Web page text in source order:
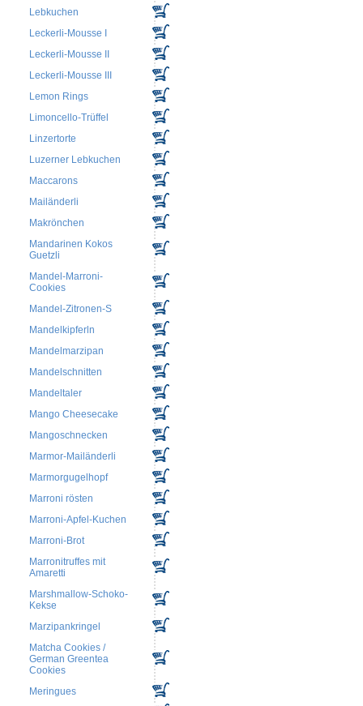
Lebkuchen
Leckerli-Mousse I
Leckerli-Mousse II
Leckerli-Mousse III
Lemon Rings
Limoncello-Trüffel
Linzertorte
Luzerner Lebkuchen
Maccarons
Mailänderli
Makrönchen
Mandarinen Kokos
Guetzli
Mandel-Marroni-
Cookies
Mandel-Zitronen-S
Mandelkipferln
Mandelmarzipan
Mandelschnitten
Mandeltaler
Mango Cheesecake
Mangoschnecken
Marmor-Mailänderli
Marmorgugelhopf
Marroni rösten
Marroni-Apfel-Kuchen
Marroni-Brot
Marronitruffes mit
Amaretti
Marshmallow-Schoko-
Kekse
Marzipankringel
Matcha Cookies /
German Greentea
Cookies
Meringues